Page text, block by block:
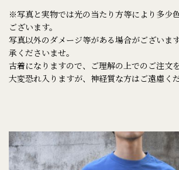
※写真と実物では光の当たり方等により多少
ございます。
写真以外のダメージ等がある場合がございま
承くださいませ。
古着になりますので、ご理解の上でのご注文
大変恐れ入りますが、神経質な方はご遠慮くだ